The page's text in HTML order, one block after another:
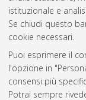
istituzionale e
Se chiudi questo
cookie necessari.
Puoi esprimere il
l'opzione in
consensi più
Potrai sempre
Atom
Rss 1.0
Rss 2.0